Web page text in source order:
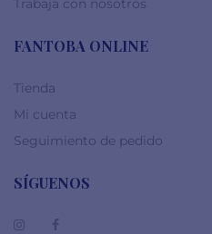
Trabaja con nosotros
FANTOBA ONLINE
Tienda
Mi cuenta
Seguimiento de pedido
SÍGUENOS